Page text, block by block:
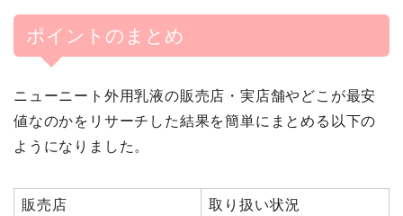
ポイントのまとめ
ニューニート外用乳液の販売店・実店舗やどこが最安
値なのかをリサーチした結果を簡単にまとめる以下の
ようになりました。
販売店 取り扱い状況